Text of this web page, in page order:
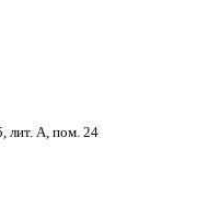
лит. А, пом. 24